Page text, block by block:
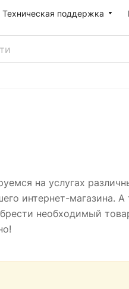
Техническая поддержка
на услугах
интернет-магазина.
необходимый